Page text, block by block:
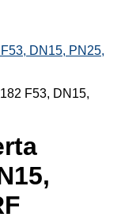
DN15, PN25,